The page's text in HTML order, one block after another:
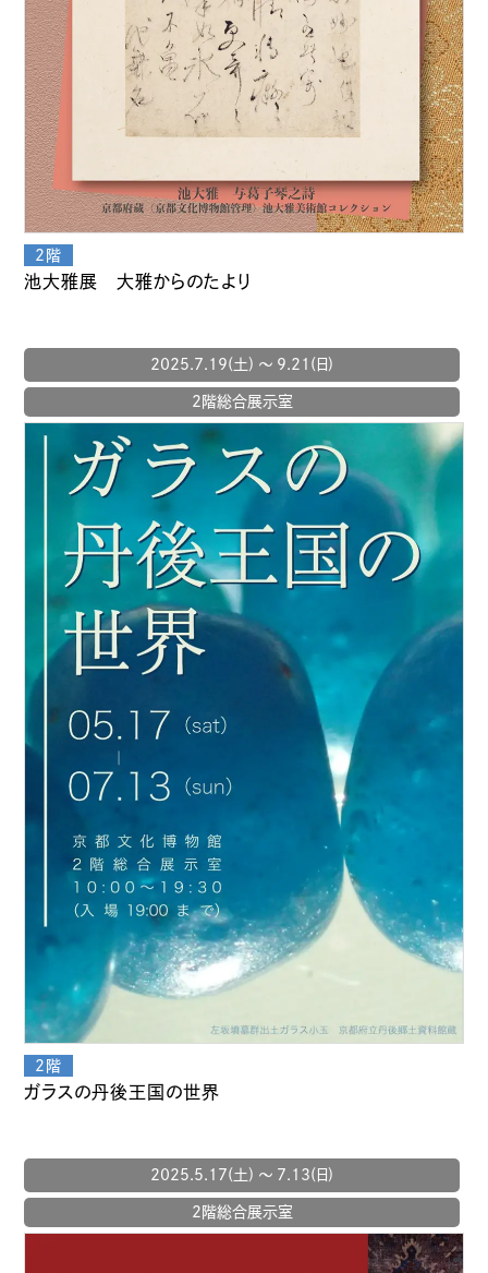
池大雅展 大雅からのたより
2025.7.19(土) 〜 9.21(日)
2階総合展示室
ガラスの丹後王国の世界
2025.5.17(土) 〜 7.13(日)
2階総合展示室